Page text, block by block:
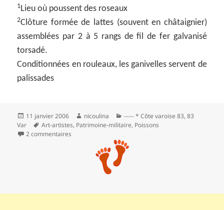
1Lieu où poussent des roseaux
2Clôture formée de lattes (souvent en châtaignier)
assemblées par 2 à 5 rangs de fil de fer galvanisé
torsadé.
Conditionnées en rouleaux, les ganivelles servent de
palissades
Publié
le
11 janvier 2006 Auteur
nicoulina Catégories
----- * Côte varoise 83,83
Var
Mots-
clés
Art-artistes, Patrimoine-militaire, Poissons
2 commentaires